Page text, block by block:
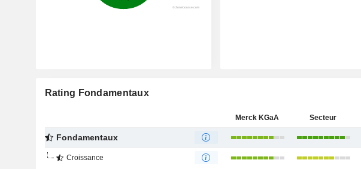
Rating Fondamentaux
Merck KGaA Secteur
Fondamentaux
Croissance